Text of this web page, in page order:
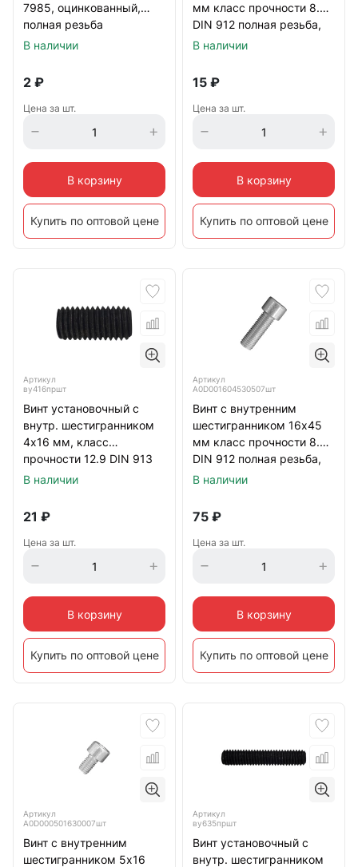
7985, оцинкованный,
полная резьба
В наличии
2 ₽
Цена за шт.
В корзину
Купить по оптовой цене
мм класс прочности 8.8
DIN 912 полная резьба,
оцинкованный
В наличии
15 ₽
Цена за шт.
В корзину
Купить по оптовой цене
Артикул
ву416пршт
Винт установочный с
внутр. шестигранником
4х16 мм, класс
прочности 12.9 DIN 913
тупой конец, черный
В наличии
21 ₽
Цена за шт.
В корзину
Купить по оптовой цене
Артикул
А0D001604530507шт
Винт с внутренним
шестигранником 16х45
мм класс прочности 8.8
DIN 912 полная резьба,
оцинкованный
В наличии
75 ₽
Цена за шт.
В корзину
Купить по оптовой цене
Артикул
А0D000501630007шт
Винт с внутренним
шестигранником 5х16
Артикул
ву635пршт
Винт установочный с
внутр. шестигранником